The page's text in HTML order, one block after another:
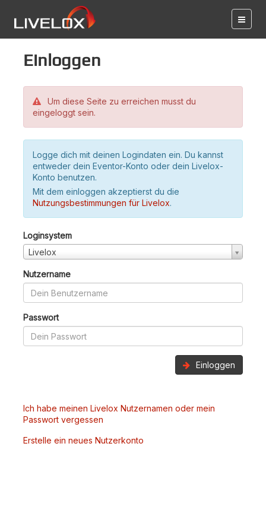
Einloggen
Um diese Seite zu erreichen musst du
eingeloggt sein.
Logge dich mit deinen Logindaten ein. Du kannst
entweder dein Eventor-Konto oder dein Livelox-
Konto benutzen.
Mit dem einloggen akzeptierst du die
Nutzungsbestimmungen für Livelox.
Loginsystem
Livelox
Nutzername
Passwort
Einloggen
Ich habe meinen Livelox Nutzernamen oder mein
Passwort vergessen
Erstelle ein neues Nutzerkonto